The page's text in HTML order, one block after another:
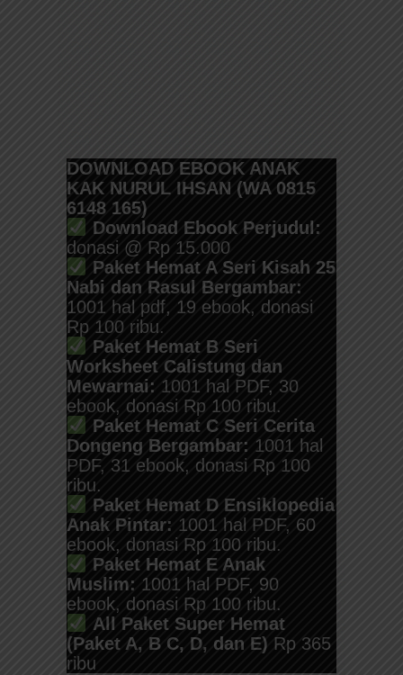
DOWNLOAD EBOOK ANAK
KAK NURUL IHSAN (WA 0815
6148 165)
Download Ebook Perjudul:
donasi @ Rp 15.000
Paket Hemat A Seri Kisah 25
Nabi dan Rasul Bergambar:
1001 hal pdf, 19 ebook, donasi
Rp 100 ribu.
Paket Hemat B Seri
Worksheet Calistung dan
Mewarnai: 1001 hal PDF, 30
ebook, donasi Rp 100 ribu.
Paket Hemat C Seri Cerita
Dongeng Bergambar: 1001 hal
PDF, 31 ebook, donasi Rp 100
ribu.
Paket Hemat D Ensiklopedia
Anak Pintar: 1001 hal PDF, 60
ebook, donasi Rp 100 ribu.
Paket Hemat E Anak
Muslim: 1001 hal PDF, 90
ebook, donasi Rp 100 ribu.
All Paket Super Hemat
(Paket A, B C, D, dan E) Rp 365
ribu